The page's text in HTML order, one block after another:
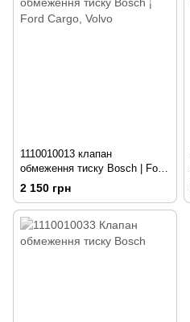
1110010013 клапан
обмеження тиску Bosch | Ford
Cargo, Volvo
2 150 грн